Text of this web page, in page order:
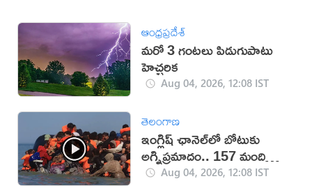
ఆంధ్రప్రదేశ్
మరో 3 గంటలు పిడుగుపాటు
హెచ్చరిక
Aug 04, 2026, 12:08 IST
తెలంగాణ
ఇంగ్లిష్ ఛానెల్‌లో బోటుకు
అగ్నిప్రమాదం.. 157 మంది
సురక్షితం
Aug 04, 2026, 12:08 IST